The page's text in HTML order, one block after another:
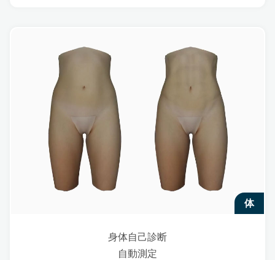
体
身体自己診断
自動測定